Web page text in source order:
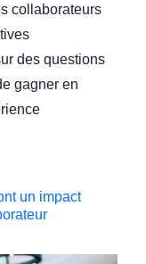
collaborateurs
des questions
gagner en
un impact